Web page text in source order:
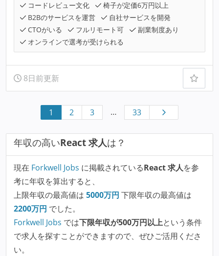
コードレビュー文化
椅子が定価6万円以上
B2Bのサービスを運営
自社サービスを開発
CTOがいる
フルリモート可
副業制度あり
オンラインで選考が受けられる
8日前更新
1 2 3 … 33
年収の高いReact 求人は？
現在 Forkwell Jobs に掲載されているReact 求人を参
考に年収を算出すると、
上限年収の最高値は 5000万円 下限年収の最高値は
2200万円 でした。
Forkwell Jobs では下限年収が500万円以上という条件
で求人を探すことができますので、ぜひご活用くださ
い。